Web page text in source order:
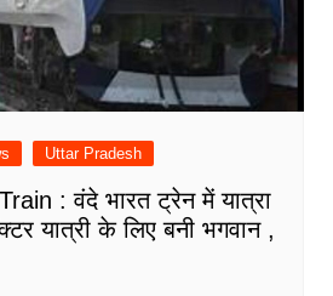
Uttar Pradesh
: वंदे भारत ट्रेन में यात्रा
यात्री के लिए बनी भगवान ,